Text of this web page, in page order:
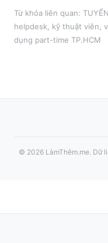
Từ khóa liên quan:
helpdesk, kỹ thuật viên ,
dụng part-time TP.HCM
© 2026 LàmThêm.me. Dữ